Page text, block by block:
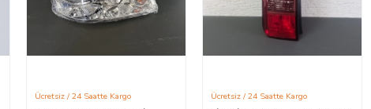
Ücretsiz / 24 Saatte Kargo Ücretsiz / 24 Saatte Kargo